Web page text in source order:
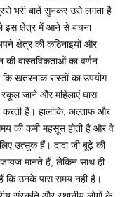
भरी बातें सुनकर उसे लगता है
इस क्षेत्र में आने से बचना
क्षेत्र की कठिनाइयों और
की वास्तविकताओं का वर्णन
खतरनाक रास्तों का उपयोग
स्कूल जाने और महिलाएं घास
हैं। हालांकि, अल्ताफ और
की कमी महसूस होती है और वे
उत्सुक हैं। दादा जी बूढ़े की
मानते हैं, लेकिन साथ ही
कि उनके पास समय नहीं है।